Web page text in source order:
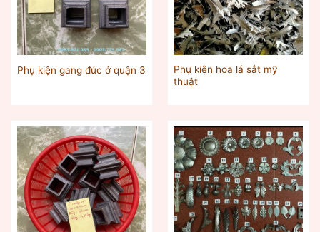
Phụ kiện gang đúc ở quận 3
Phụ kiện hoa lá sắt mỹ
thuật